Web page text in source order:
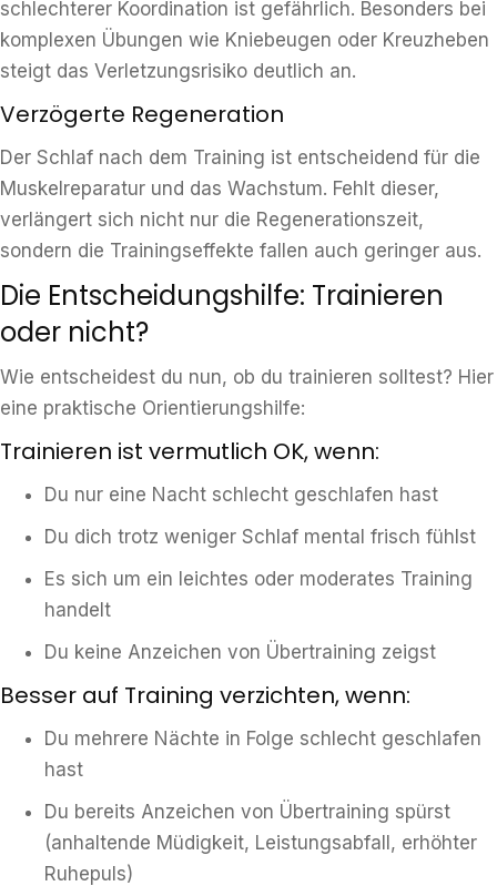
schlechterer Koordination ist gefährlich. Besonders bei
komplexen Übungen wie Kniebeugen oder Kreuzheben
steigt das Verletzungsrisiko deutlich an.
Verzögerte Regeneration
Der Schlaf nach dem Training ist entscheidend für die
Muskelreparatur und das Wachstum. Fehlt dieser,
verlängert sich nicht nur die Regenerationszeit,
sondern die Trainingseffekte fallen auch geringer aus.
Die Entscheidungshilfe: Trainieren
oder nicht?
Wie entscheidest du nun, ob du trainieren solltest? Hier
eine praktische Orientierungshilfe:
Trainieren ist vermutlich OK, wenn:
Du nur eine Nacht schlecht geschlafen hast
Du dich trotz weniger Schlaf mental frisch fühlst
Es sich um ein leichtes oder moderates Training
handelt
Du keine Anzeichen von Übertraining zeigst
Besser auf Training verzichten, wenn:
Du mehrere Nächte in Folge schlecht geschlafen
hast
Du bereits Anzeichen von Übertraining spürst
(anhaltende Müdigkeit, Leistungsabfall, erhöhter
Ruhepuls)